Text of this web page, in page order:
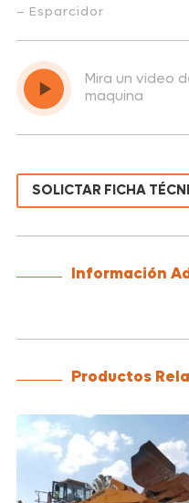
– Esparcidor
Mira un video
maquina
SOLICTAR FICHA
Información
Productos